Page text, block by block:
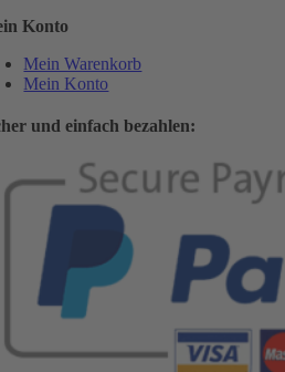
Konto
Mein Warenkorb
Mein Konto
und einfach bezahlen: